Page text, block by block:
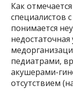
Как
специалистов
понимается
педиатрами,
акушерами-
отсутствием